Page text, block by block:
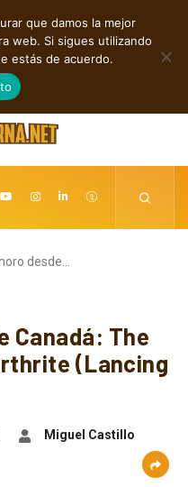
Fronteras
2026
desde…
Canadá: The
(Lancing
Miguel Castillo
que damos la mejor
web. Si sigues utilizando
estás de acuerdo.